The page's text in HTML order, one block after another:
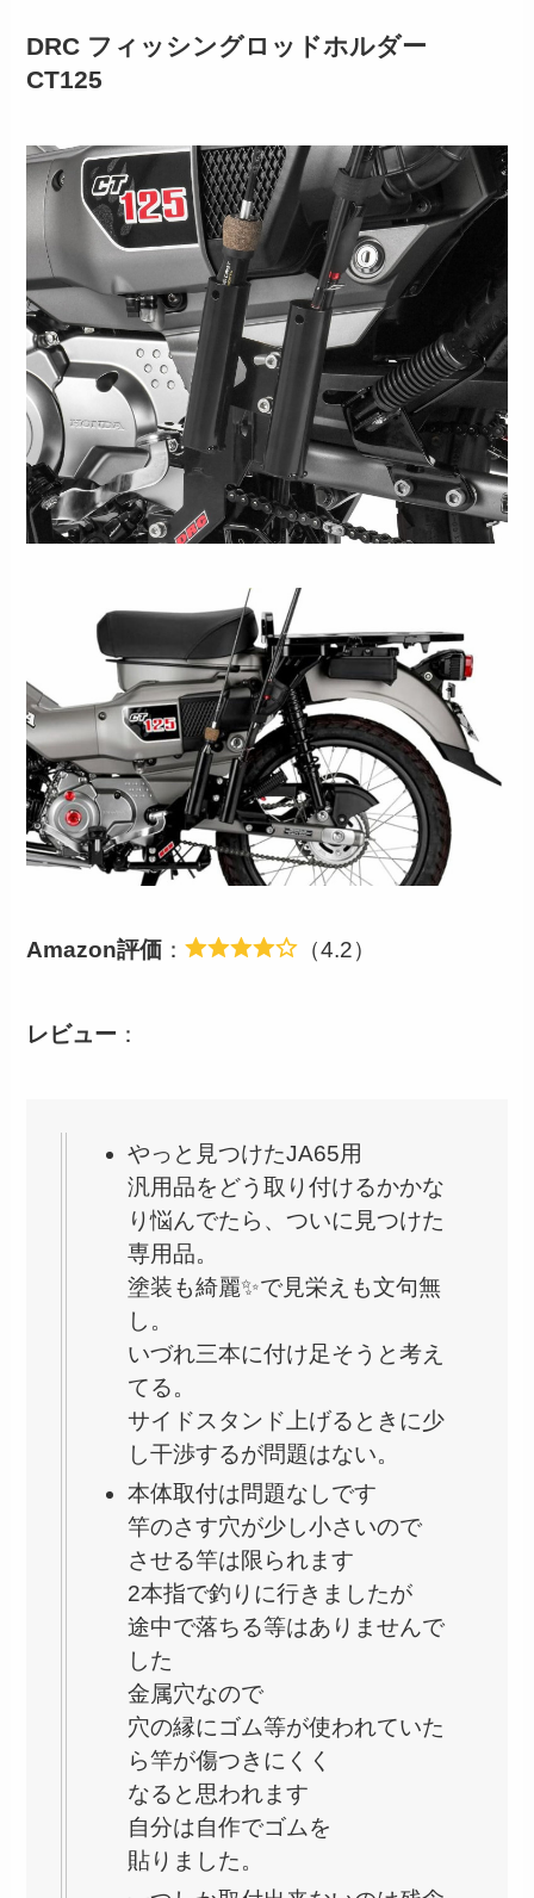
DRC フィッシングロッドホルダー
CT125
Amazon評価 ： （4.2）
レビュー ：
やっと見つけたJA65用
汎用品をどう取り付けるかかな
り悩んでたら、ついに見つけた
専用品。
塗装も綺麗✨で見栄えも文句無
し。
いづれ三本に付け足そうと考え
てる。
サイドスタンド上げるときに少
し干渉するが問題はない。
本体取付は問題なしです
竿のさす穴が少し小さいので
させる竿は限られます
2本指で釣りに行きましたが
途中で落ちる等はありませんで
した
金属穴なので
穴の縁にゴム等が使われていた
ら竿が傷つきにくく
なると思われます
自分は自作でゴムを
貼りました。